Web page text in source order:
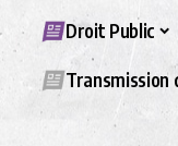
Droit Public
Transmission